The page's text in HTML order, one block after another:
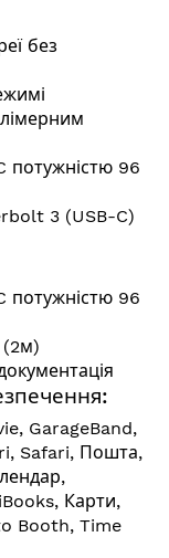
без
потужністю 96
3 (USB-C)
потужністю 96
(2м)
GarageBand,
Safari, Пошта,
Карти,
Booth, Time